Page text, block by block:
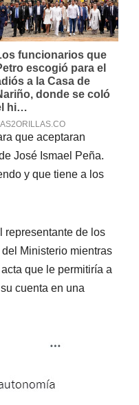
que aceptaran
José Ismael Peña.
y que tiene a los
representante de los
Ministerio mientras
que le permitiría a
cuenta en una